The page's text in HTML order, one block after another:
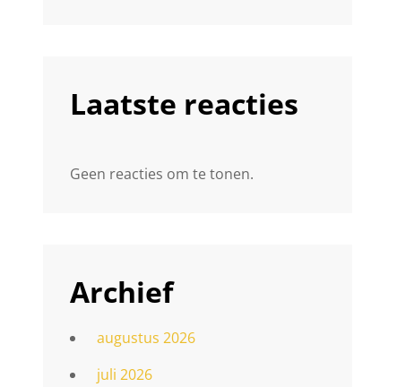
Laatste reacties
Geen reacties om te tonen.
Archief
augustus 2026
juli 2026